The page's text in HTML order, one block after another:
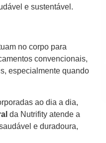
e sustentável.
no corpo para
convencionais,
especialmente quando
ao dia a dia,
da Nutrifity atende a
e duradoura,